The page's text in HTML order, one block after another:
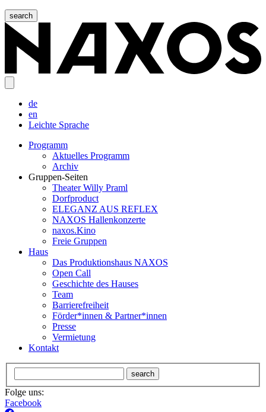
search
de
en
Leichte Sprache
Programm
Aktuelles Programm
Archiv
Gruppen-Seiten
Theater Willy Praml
Dorfproduct
ELEGANZ AUS REFLEX
NAXOS Hallenkonzerte
naxos.Kino
Freie Gruppen
Haus
Das Produktionshaus NAXOS
Open Call
Geschichte des Hauses
Team
Barrierefreiheit
Förder*innen & Partner*innen
Presse
Vermietung
Kontakt
search
Folge uns:
Facebook